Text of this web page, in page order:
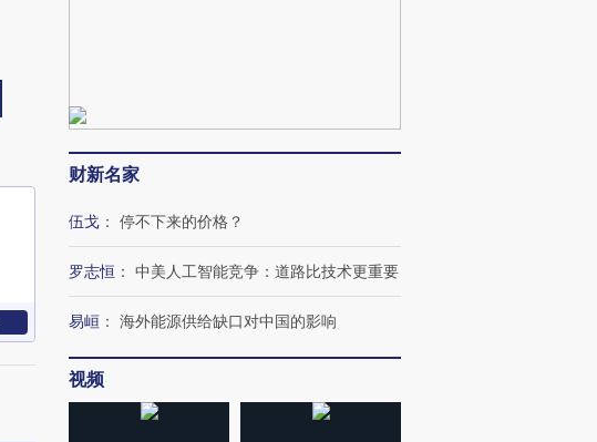
财新名家
伍戈 ： 停不下来的价格？
罗志恒 ： 中美人工智能竞争：道路比技术更重要
易峘 ： 海外能源供给缺口对中国的影响
视频